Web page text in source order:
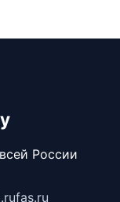
России
fas.ru